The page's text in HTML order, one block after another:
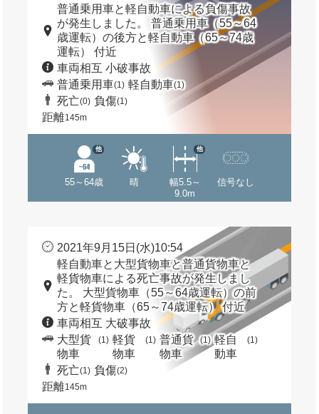
普通乗用車と軽自動車による負傷事故
が発生しました。 普通乗用車（55～64
歳運転）の後方と軽自動車（65～74歳
運転） 付近
車両相互 小破事故
普通乗用車(1) 軽自動車(1)
死亡(0) 負傷(1)
距離145m
55～64歳
他
晴
幅5.5～
9.0m
他
信号なし
2021年9月15日(水)10:54
軽自動車と大型貨物車と普通貨物車と
軽貨物車による死亡事故が発生しまし
た。 大型貨物車（55～64歳運転）の前
方と軽貨物車（65～74歳運転） 付近
車両相互 大破事故
大型貨
物車
(1) 軽貨
物車
(1) 普通貨
物車
(1) 軽自
動車
(1)
死亡(1) 負傷(2)
距離145m